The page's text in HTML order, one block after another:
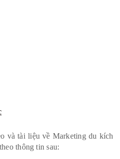
tài liệu về Marketing du kích
thông tin sau: